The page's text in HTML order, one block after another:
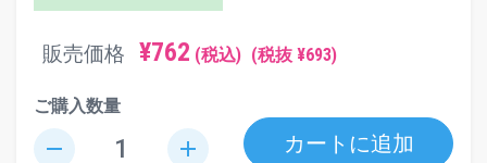
販売価格 ¥762 (税込) (税抜 ¥693)
ご購入数量
remove add カートに追加